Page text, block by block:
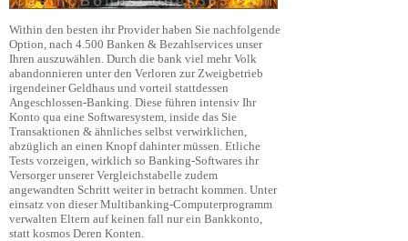
Within den besten ihr Provider haben Sie nachfolgende
Option, nach 4.500 Banken & Bezahlservices unser
Ihren auszuwählen. Durch die bank viel mehr Volk
abandonnieren unter den Verloren zur Zweigbetrieb
irgendeiner Geldhaus und vorteil stattdessen
Angeschlossen-Banking. Diese führen intensiv Ihr
Konto qua eine Softwaresystem, inside das Sie
Transaktionen & ähnliches selbst verwirklichen,
abzüglich an einen Knopf dahinter müssen. Etliche
Tests vorzeigen, wirklich so Banking-Softwares ihr
Versorger unserer Vergleichstabelle zudem
angewandten Schritt weiter in betracht kommen. Unter
einsatz von dieser Multibanking-Computerprogramm
verwalten Eltern auf keinen fall nur ein Bankkonto,
statt kosmos Deren Konten.